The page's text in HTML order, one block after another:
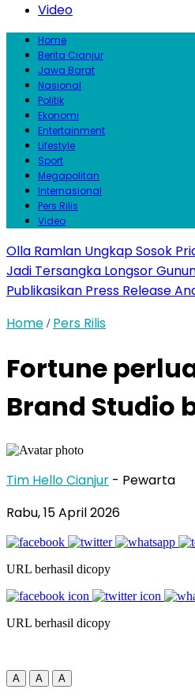
Video
Home
Berita Cianjur
Jawa Barat
Nasional
Politik
Ekonomi
Entertainment
Lifestyle
Sport
Megapolitan
Internasional
Pers Rilis
Video
Olla Ramlan Ungkap Sosok
Jadi Tersangka Longsor
Publikasikan Press Release
Home / Pers Rilis
Fortune
Brand Studio
Tim Hello Cianjur - Pewarta
Rabu, 15 April 2026
URL berhasil dicopy
URL berhasil dicopy
A A A